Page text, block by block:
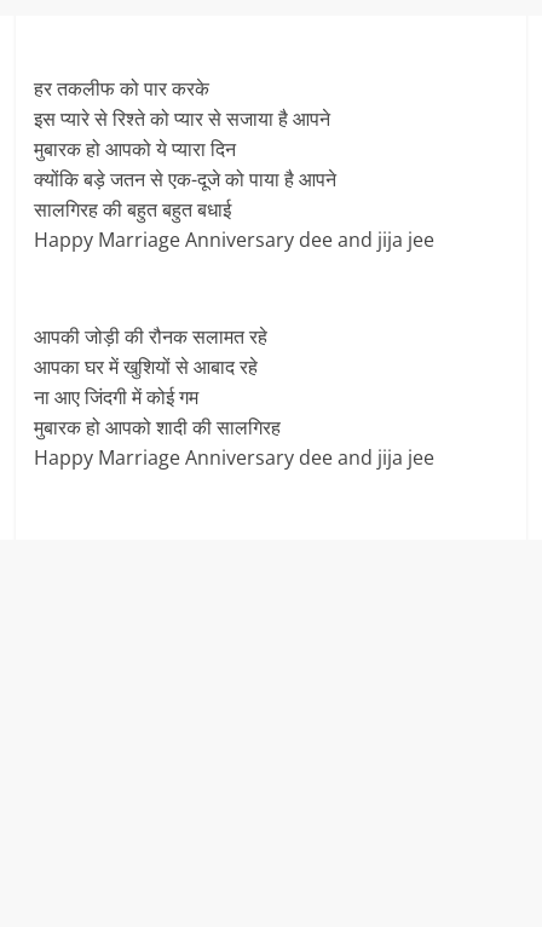
हर तकलीफ को पार करके
इस प्यारे से रिश्ते को प्यार से सजाया है आपने
मुबारक हो आपको ये प्यारा दिन
क्योंकि बड़े जतन से एक-दूजे को पाया है आपने
सालगिरह की बहुत बहुत बधाई
Happy Marriage Anniversary dee and jija jee
आपकी जोड़ी की रौनक सलामत रहे
आपका घर में खुशियों से आबाद रहे
ना आए जिंदगी में कोई गम
मुबारक हो आपको शादी की सालगिरह
Happy Marriage Anniversary dee and jija jee